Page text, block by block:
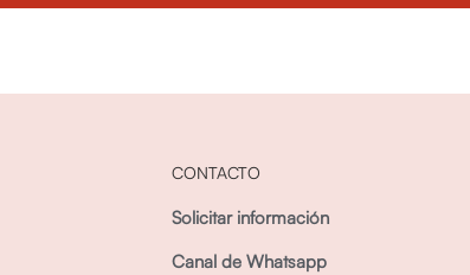
CONTACTO
Solicitar información
Canal de Whatsapp